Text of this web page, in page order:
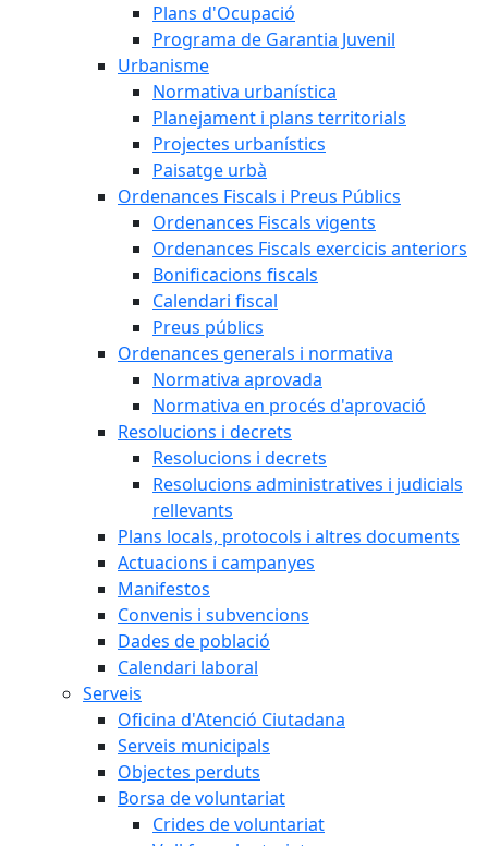
Plans d'Ocupació
Programa de Garantia Juvenil
Urbanisme
Normativa urbanística
Planejament i plans territorials
Projectes urbanístics
Paisatge urbà
Ordenances Fiscals i Preus Públics
Ordenances Fiscals vigents
Ordenances Fiscals exercicis anteriors
Bonificacions fiscals
Calendari fiscal
Preus públics
Ordenances generals i normativa
Normativa aprovada
Normativa en procés d'aprovació
Resolucions i decrets
Resolucions i decrets
Resolucions administratives i judicials
rellevants
Plans locals, protocols i altres documents
Actuacions i campanyes
Manifestos
Convenis i subvencions
Dades de població
Calendari laboral
Serveis
Oficina d'Atenció Ciutadana
Serveis municipals
Objectes perduts
Borsa de voluntariat
Crides de voluntariat